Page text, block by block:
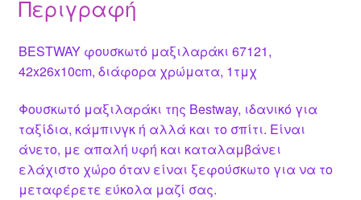
Περιγραφή
BESTWAY φουσκωτό μαξιλαράκι 67121,
42x26x10cm, διάφορα χρώματα, 1τμχ
Φουσκωτό μαξιλαράκι της Bestway, ιδανικό για
ταξίδια, κάμπινγκ ή αλλά και το σπίτι. Είναι
άνετο, με απαλή υφή και καταλαμβάνει
ελάχιστο χώρο όταν είναι ξεφούσκωτο για να το
μεταφέρετε εύκολα μαζί σας.